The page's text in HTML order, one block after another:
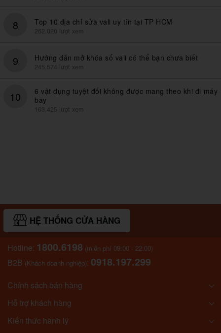
8 Top 10 địa chỉ sửa vali uy tín tại TP HCM
262,020 lượt xem
9 Hướng dẫn mở khóa số vali có thể bạn chưa biết
245,574 lượt xem
10
6 vật dụng tuyệt đối không được mang theo khi đi máy
bay
163,425 lượt xem
HỆ THỐNG CỬA HÀNG
Hotline: 1800.6198 (miễn phí 09:00 - 22:00)
B2B (Khách doanh nghiệp): 0918.197.299
Chính sách bán hàng
Hỗ trợ khách hàng
Kiến thức hành lý